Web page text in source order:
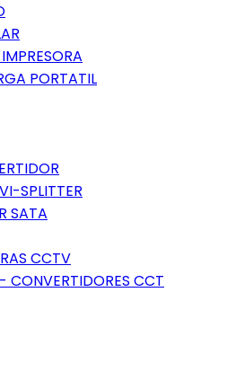
PORTATIL
SPLITTER
SATA
CCTV
CONVERTIDORES CCT